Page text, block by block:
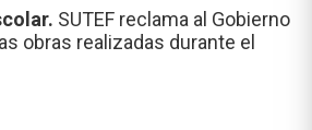
SUTEF reclama al Gobierno
obras realizadas durante el